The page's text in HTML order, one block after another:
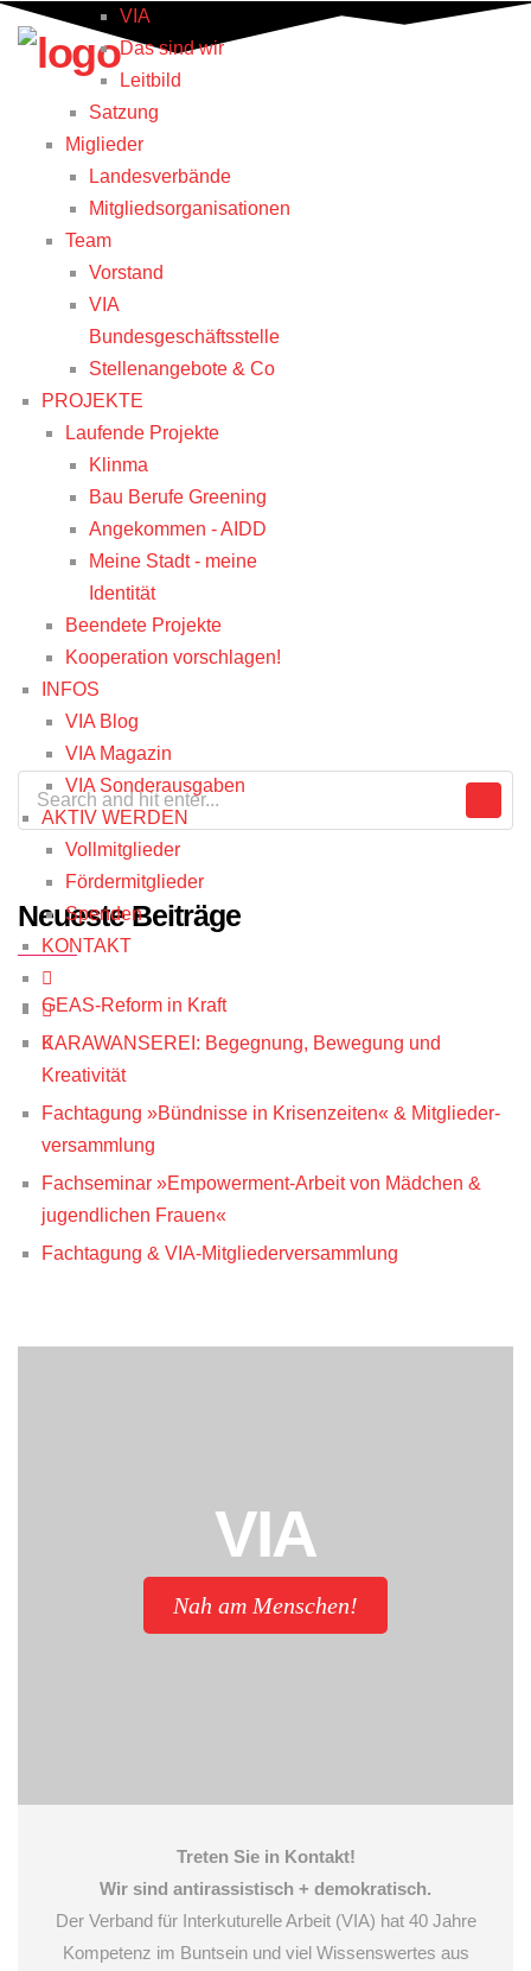
VIA
Das sind wir
Leitbild
Satzung
Miglieder
Landesverbände
Mitgliedsorganisationen
Team
Vorstand
VIA
Bundesgeschäftsstelle
Stellenangebote & Co
PROJEKTE
Laufende Projekte
Klinma
Bau Berufe Greening
Angekommen - AIDD
Meine Stadt - meine
Identität
Beendete Projekte
Kooperation vorschlagen!
INFOS
VIA Blog
VIA Magazin
VIA Sonderausgaben
AKTIV WERDEN
Vollmitglieder
Fördermitglieder
Spenden
KONTAKT
Neueste Beiträge
GEAS-Reform in Kraft
KARAWANSEREI: Begegnung, Bewegung und
Kreativität
Fachtagung »Bündnisse in Krisenzeiten« & Mitglieder­
versammlung
Fachseminar »Empowerment-Arbeit von Mädchen &
jugendlichen Frauen«
Fachtagung & VIA-Mitgliederversammlung
VIA
Nah am Menschen!
Treten Sie in Kontakt!
Wir sind antirassistisch + demokratisch.
Der Verband für Interkuturelle Arbeit (VIA) hat 40 Jahre
Kompetenz im Buntsein und viel Wissenswertes aus